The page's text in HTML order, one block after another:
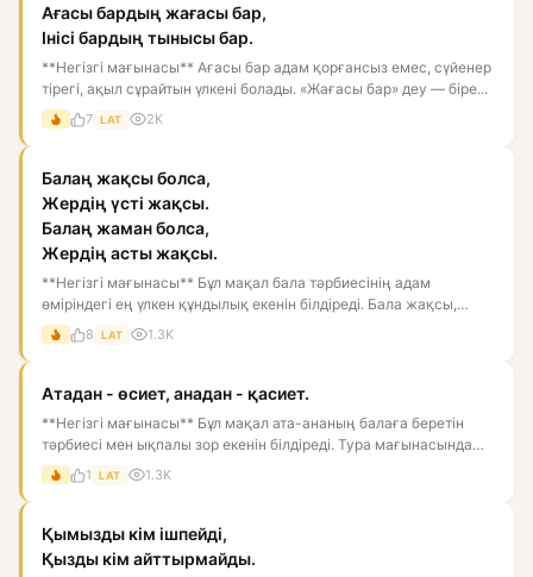
Ағасы бардың жағасы бар,
Інісі бардың тынысы бар.
**Негізгі мағынасы** Ағасы бар адам қорғансыз емес, сүйенер
тірегі, ақыл сұрайтын үлкені болады. «Жағасы бар» деу — біре...
7 LAT 2K
Балаң жақсы болса,
Жердің үсті жақсы.
Балаң жаман болса,
Жердің асты жақсы.
**Негізгі мағынасы** Бұл мақал бала тәрбиесінің адам
өміріндегі ең үлкен құндылық екенін білдіреді. Бала жақсы,
тәрбиелі...
8 LAT 1.3K
Атадан - өсиет, анадан - қасиет.
**Негізгі мағынасы** Бұл мақал ата-ананың балаға беретін
тәрбиесі мен ықпалы зор екенін білдіреді. Тура мағынасында
әкед...
1 LAT 1.3K
Қымызды кім ішпейді,
Қызды кім айттырмайды.